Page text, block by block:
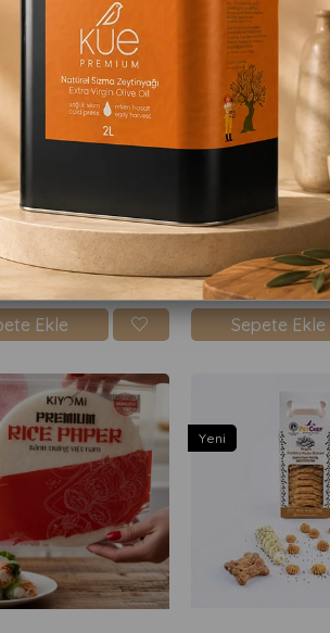
Ekle
Ube Powder 50gr
Sepete Ekle
Yeni